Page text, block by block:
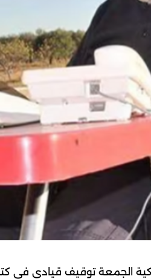
الجمعة توقيف قيادي في